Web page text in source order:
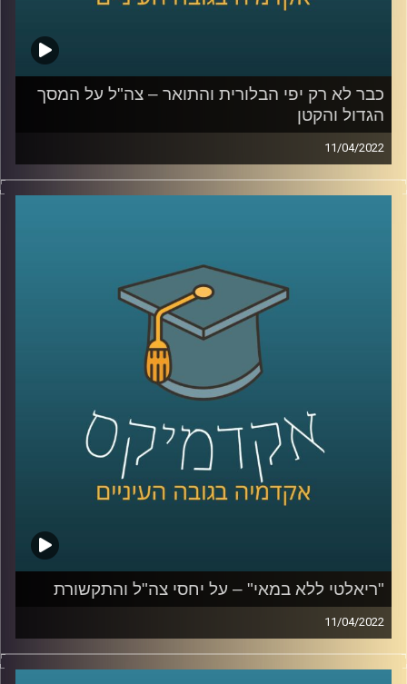
כבר לא רק יפי הבלורית והתואר – צה"ל על המסך
הגדול והקטן
11/04/2022
בשבוע שעבר זכתה הסדרה "שעת אפס" בפרס הסדרה הטובה
ביותר בפסטיבל קאן. הסדרה מציגה את הלוחמים בצה"ל באור
בפרק זה ד"ר מיכל שביט, חוקרת של יחסי הצבא והחברה
הישראלית, תדבר על השינוי באופן הצגת צה"ל בתרבות
לשיחה על יחסי צה"ל והתקשורת הישראלית –
בצבא והצבאיות בישראל –
קרדיט תמונות:AudioVersity
"ריאלטי ללא במאי" – על יחסי צה"ל והתקשורת
11/04/2022
בסוף השבוע שעבר נרצחו שלושה בני אדם בפיגוע ברחוב
דיזינגוף בתל אביב. המחבל נמלט והמרדף אחריו ברחובות תל